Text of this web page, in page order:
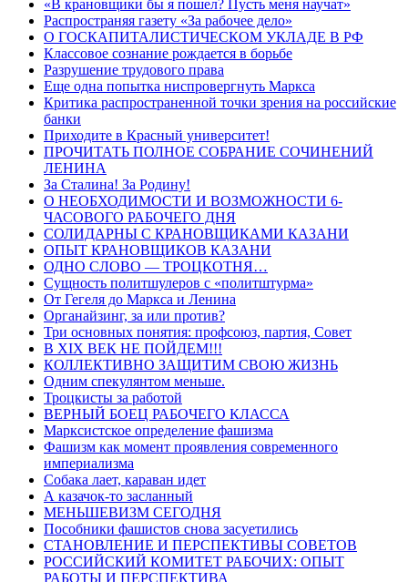
«В крановщики бы я пошел? Пусть меня научат»
Распространяя газету «За рабочее дело»
О ГОСКАПИТАЛИСТИЧЕСКОМ УКЛАДЕ В РФ
Классовое сознание рождается в борьбе
Разрушение трудового права
Еще одна попытка ниспровергнуть Маркса
Критика распространенной точки зрения на российские
банки
Приходите в Красный университет!
ПРОЧИТАТЬ ПОЛНОЕ СОБРАНИЕ СОЧИНЕНИЙ
ЛЕНИНА
За Сталина! За Родину!
О НЕОБХОДИМОСТИ И ВОЗМОЖНОСТИ 6-
ЧАСОВОГО РАБОЧЕГО ДНЯ
СОЛИДАРНЫ С КРАНОВЩИКАМИ КАЗАНИ
ОПЫТ КРАНОВЩИКОВ КАЗАНИ
ОДНО СЛОВО — ТРОЦКОТНЯ…
Сущность политшулеров с «политштурма»
От Гегеля до Маркса и Ленина
Органайзинг, за или против?
Три основных понятия: профсоюз, партия, Совет
В XIX ВЕК НЕ ПОЙДЕМ!!!
КОЛЛЕКТИВНО ЗАЩИТИМ СВОЮ ЖИЗНЬ
Одним спекулянтом меньше.
Троцкисты за работой
ВЕРНЫЙ БОЕЦ РАБОЧЕГО КЛАССА
Марксистское определение фашизма
Фашизм как момент проявления современного
империализма
Собака лает, караван идет
А казачок-то засланный
МЕНЬШЕВИЗМ СЕГОДНЯ
Пособники фашистов снова засуетились
СТАНОВЛЕНИЕ И ПЕРСПЕКТИВЫ СОВЕТОВ
РОССИЙСКИЙ КОМИТЕТ РАБОЧИХ: ОПЫТ
РАБОТЫ И ПЕРСПЕКТИВА